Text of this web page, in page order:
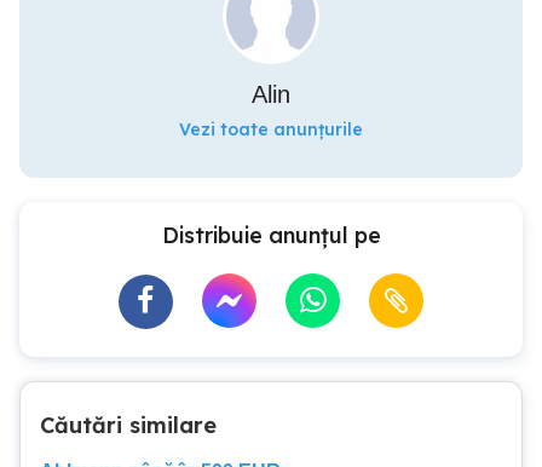
Alin
Vezi toate anunțurile
Distribuie anunțul pe
Căutări similare